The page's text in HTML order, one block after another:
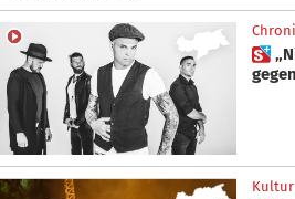
 „Nie wieder“: Frei.Wild singt
Kultur